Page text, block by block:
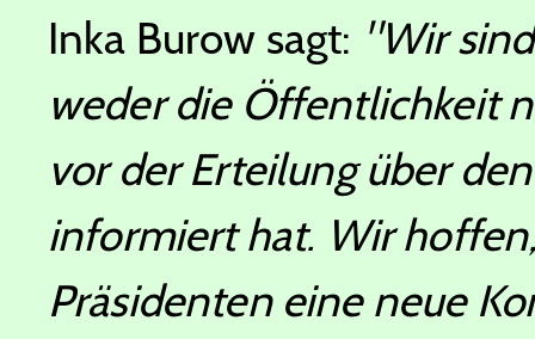
Inka Burow sagt: "Wir
weder die Öffentlichkeit
vor der Erteilung über
informiert hat. Wir
Präsidenten eine neue